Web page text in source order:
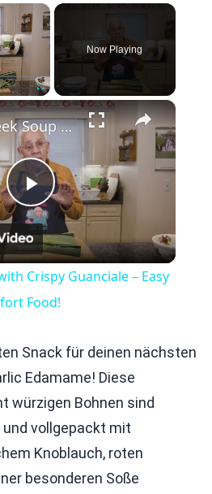
×
Fullscreen
Now Playing
×
Play
Video
Potato Leek Soup with Crispy Guanciale – Easy and Delicious Comfort Food!
Crispy Guanciale – Easy
Food!
Snack für deinen nächsten
Edamame! Diese
würzigen Bohnen sind
vollgepackt mit
Knoblauch, roten
besonderen Soße